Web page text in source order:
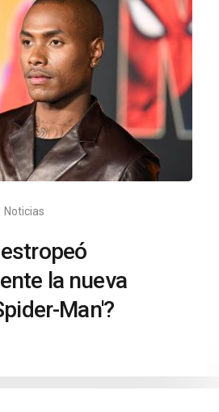
Noticias
la nueva
Man'?